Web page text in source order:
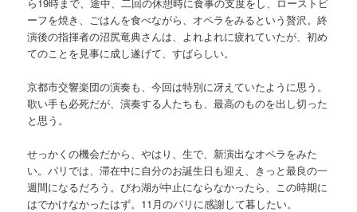
ーフを焼き、ごはんを食べながら、オペラをみるという贅沢。終
演後の指揮者の沼尻竜典さんは、よれよれに疲れていたが、初め
てのことを見事に成し遂げて、すばらしい。
京都市交響楽団の演奏も、今回は特別に冴えていたように思う。
歌い手も必死だが、演奏する人たちも、最高のものを出し切った
と思う。
せっかくの機会だから、やはり、生で、新演出なオペラをみた
い。パリでは、滞在中に自分のお誕生日も迎え、きっと最良の一
週間になるだろう。びわ湖が中止にならなかったら、この時期に
はでかけなかったはず。11月のパリに感謝して暮したい。